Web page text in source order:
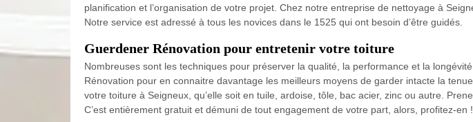
planification et l’organisation de votre projet. Chez notre entreprise de nettoyage à
Notre service est adressé à tous les novices dans le 1525 qui ont besoin d’être guidés.
Guerdener Rénovation pour entretenir votre toiture
Nombreuses sont les techniques pour préserver la qualité, la performance et la
Rénovation pour en connaitre davantage les meilleurs moyens de garder intacte la
votre toiture à Seigneux, qu’elle soit en tuile, ardoise, tôle, bac acier, zinc ou autre.
C’est entièrement gratuit et démuni de tout engagement de votre part, alors, profitez-en !